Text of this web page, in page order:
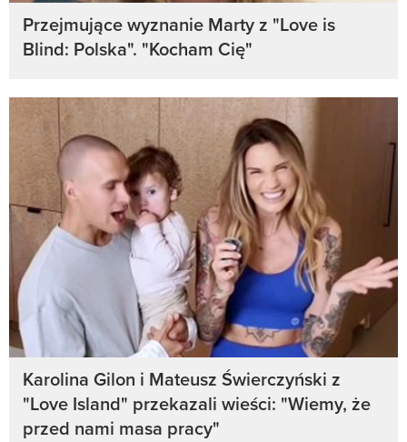
Przejmujące wyznanie Marty z "Love is
Blind: Polska". "Kocham Cię"
Karolina Gilon i Mateusz Świerczyński z
"Love Island" przekazali wieści: "Wiemy, że
przed nami masa pracy"